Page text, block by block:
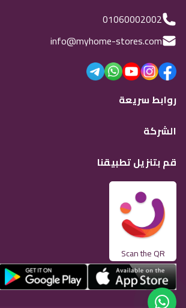
01060002002
info@myhome-stores.com
روابط سريعة
الشركة
قم بتنزيل تطبيقنا
Scan the QR